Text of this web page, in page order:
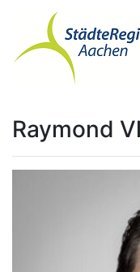
Raymond